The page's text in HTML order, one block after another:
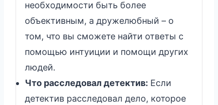
необходимости быть более
объективным, а дружелюбный – о
том, что вы сможете найти ответы с
помощью интуиции и помощи других
людей.
Что расследовал детектив: Если
детектив расследовал дело, которое